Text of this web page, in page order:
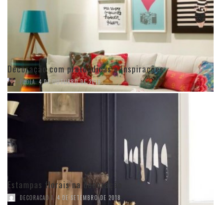
Decoração com preto: dicas e inspirações
PAOLA, 4 DE OUTUBRO DE 2018
Estampas florais na decoração
DECORACAO I 4 DE SETEMBRO DE 2018